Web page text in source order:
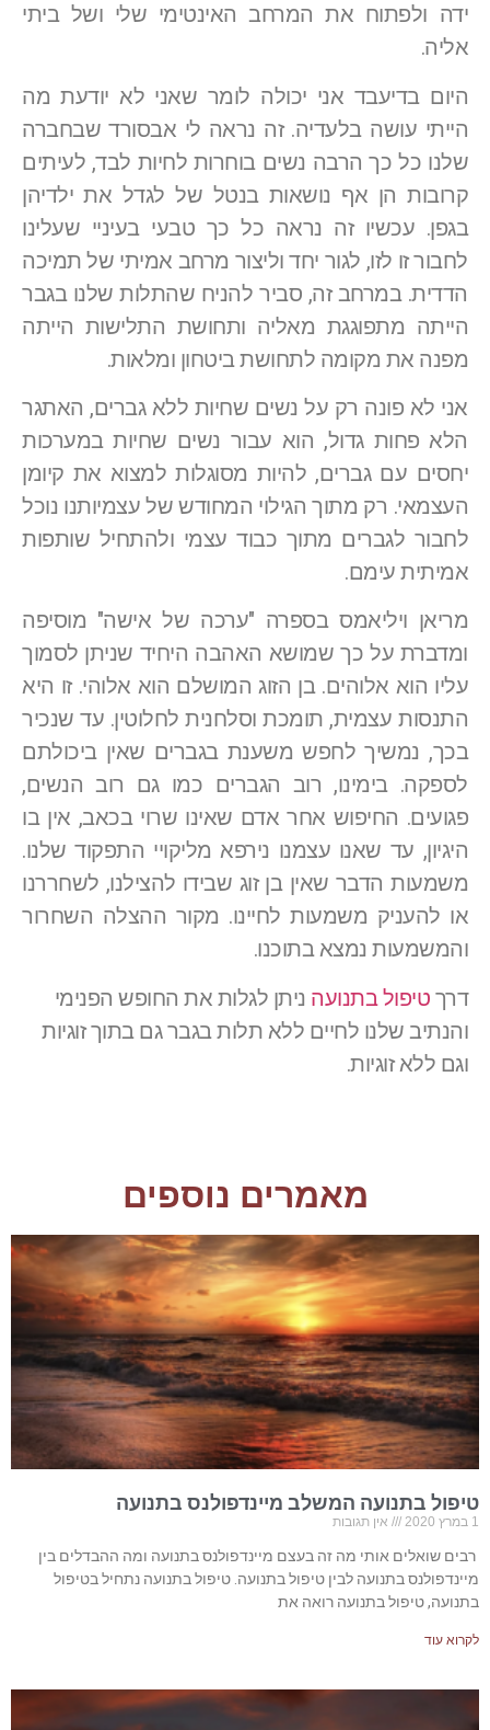
ידה ולפתוח את המרחב האינטימי שלי ושל ביתי
אליה.
היום בדיעבד אני יכולה לומר שאני לא יודעת מה
הייתי עושה בלעדיה. זה נראה לי אבסורד שבחברה
שלנו כל כך הרבה נשים בוחרות לחיות לבד, לעיתים
קרובות הן אף נושאות בנטל של לגדל את ילדיהן
בגפן. עכשיו זה נראה כל כך טבעי בעיניי שעלינו
לחבור זו לזו, לגור יחד וליצור מרחב אמיתי של תמיכה
הדדית. במרחב זה, סביר להניח שהתלות שלנו בגבר
הייתה מתפוגגת מאליה ותחושת התלישות הייתה
מפנה את מקומה לתחושת ביטחון ומלאות.
אני לא פונה רק על נשים שחיות ללא גברים, האתגר
הלא פחות גדול, הוא עבור נשים שחיות במערכות
יחסים עם גברים, להיות מסוגלות למצוא את קיומן
העצמאי. רק מתוך הגילוי המחודש של עצמיותנו נוכל
לחבור לגברים מתוך כבוד עצמי ולהתחיל שותפות
אמיתית עימם.
מריאן ויליאמס בספרה "ערכה של אישה" מוסיפה
ומדברת על כך שמושא האהבה היחיד שניתן לסמוך
עליו הוא אלוהים. בן הזוג המושלם הוא אלוהי. זו היא
התנסות עצמית, תומכת וסלחנית לחלוטין. עד שנכיר
בכך, נמשיך לחפש משענת בגברים שאין ביכולתם
לספקה. בימינו, רוב הגברים כמו גם רוב הנשים,
פגועים. החיפוש אחר אדם שאינו שרוי בכאב, אין בו
היגיון, עד שאנו עצמנו נירפא מליקויי התפקוד שלנו.
משמעות הדבר שאין בן זוג שבידו להצילנו, לשחררנו
או להעניק משמעות לחיינו. מקור ההצלה השחרור
והמשמעות נמצא בתוכנו.
דרך טיפול בתנועה ניתן לגלות את החופש הפנימי
והנתיב שלנו לחיים ללא תלות בגבר גם בתוך זוגיות
וגם ללא זוגיות.
מאמרים נוספים
טיפול בתנועה המשלב מיינדפולנס בתנועה
1 במרץ 2020 אין תגובות
רבים שואלים אותי מה זה בעצם מיינדפולנס בתנועה ומה ההבדלים בין
מיינדפולנס בתנועה לבין טיפול בתנועה. טיפול בתנועה נתחיל בטיפול
בתנועה, טיפול בתנועה רואה את
לקרוא עוד